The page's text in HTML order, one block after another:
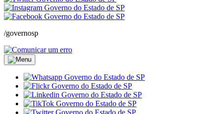
/governosp